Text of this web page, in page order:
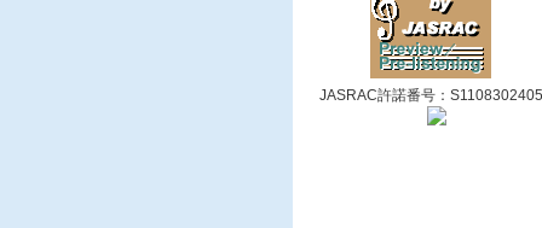
JASRAC許諾番号：S1108302405